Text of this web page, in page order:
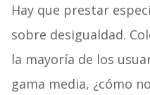
Hay que prestar
sobre desigualdad.
la mayoría de los
gama media, ¿cómo